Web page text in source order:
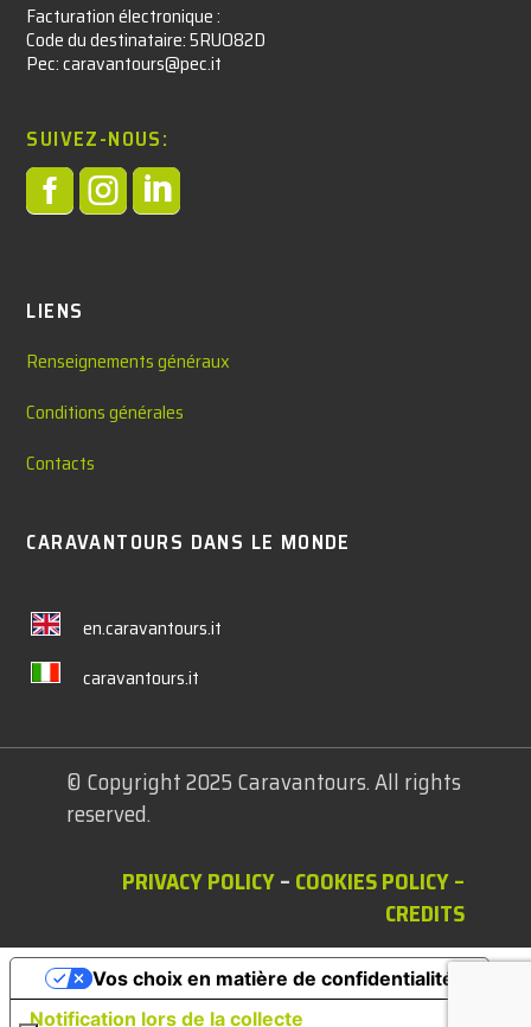
Facturation électronique :​
Code du destinataire: 5RUO82D
Pec: caravantours@pec.it
SUIVEZ-NOUS:

LIENS
Renseignements généraux
Conditions générales
Contacts
CARAVANTOURS DANS LE MONDE
en.caravantours.it
caravantours.it
© Copyright 2025 Caravantours. All rights
reserved.
PRIVACY POLICY– COOKIES POLICY–
CREDITS
Notification lors de la collecte
Vos choix en matière de confidentialité